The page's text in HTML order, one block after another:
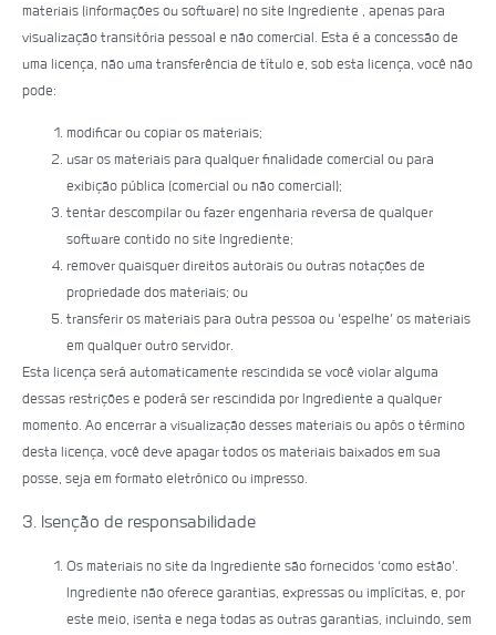
materiais (informações ou software) no site Ingrediente , apenas para
visualização transitória pessoal e não comercial. Esta é a concessão de
uma licença, não uma transferência de título e, sob esta licença, você não
pode:
modificar ou copiar os materiais;
usar os materiais para qualquer finalidade comercial ou para
exibição pública (comercial ou não comercial);
tentar descompilar ou fazer engenharia reversa de qualquer
software contido no site Ingrediente;
remover quaisquer direitos autorais ou outras notações de
propriedade dos materiais; ou
transferir os materiais para outra pessoa ou ‘espelhe’ os materiais
em qualquer outro servidor.
Esta licença será automaticamente rescindida se você violar alguma
dessas restrições e poderá ser rescindida por Ingrediente a qualquer
momento. Ao encerrar a visualização desses materiais ou após o término
desta licença, você deve apagar todos os materiais baixados em sua
posse, seja em formato eletrónico ou impresso.
3. Isenção de responsabilidade
Os materiais no site da Ingrediente são fornecidos ‘como estão’.
Ingrediente não oferece garantias, expressas ou implícitas, e, por
este meio, isenta e nega todas as outras garantias, incluindo, sem